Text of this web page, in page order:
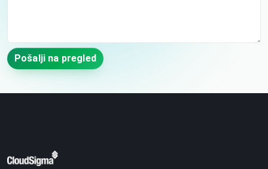
Pošalji na pregled